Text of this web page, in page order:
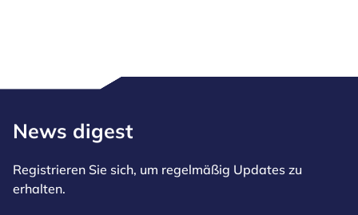
News digest
Registrieren Sie sich, um regelmäßig Updates zu
erhalten.